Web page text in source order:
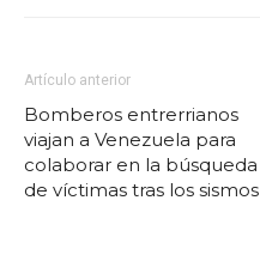
Artículo anterior
Bomberos entrerrianos
viajan a Venezuela para
colaborar en la búsqueda
de víctimas tras los sismos